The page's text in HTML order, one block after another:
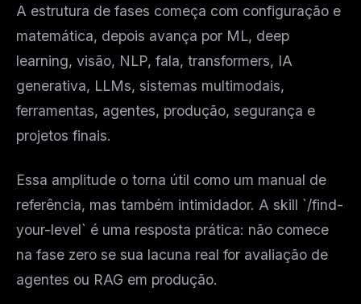
A estrutura de fases começa com configuração e
matemática, depois avança por ML, deep
learning, visão, NLP, fala, transformers, IA
generativa, LLMs, sistemas multimodais,
ferramentas, agentes, produção, segurança e
projetos finais.
Essa amplitude o torna útil como um manual de
referência, mas também intimidador. A skill `/find-
your-level` é uma resposta prática: não comece
na fase zero se sua lacuna real for avaliação de
agentes ou RAG em produção.